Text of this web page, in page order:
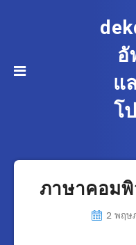
อั
แ
โ
ภาษาคอมพิ
2 พฤษ